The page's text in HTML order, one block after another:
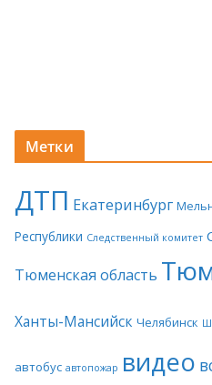
Метки
ДТП Екатеринбург
Республики Следственный комитет
Тюменская область
Ханты-Мансийск Челябинск
автобус автопожар видео